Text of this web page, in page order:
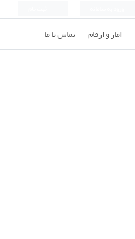
امار و ارقام تماس با ما